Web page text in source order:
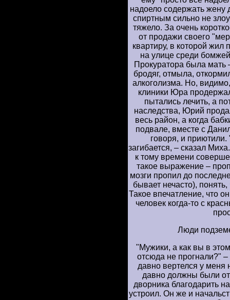
надоело содержать жену
спиртным сильно не
тяжело. За очень
от продажи своего
квартиру, в которой жил
на улице среди
Прокуратора была мать
бродяг, отмыла,
алкоголизма. Но,
клиники Юра
пытались лечить, а
наследства, Юрий
весь район, а когда
подвале, вместе с
говоря, и приютили.
загибается, – сказал
к тому времени
такое выражение –
мозги пропил до
бывает нечасто),
Такое впечатление, что
человек когда-то с
Люди
"Мужики, а как вы в
отсюда не прогнали?"
давно вертелся у
давно должны были
дворника благодарить
устроил. Он же и